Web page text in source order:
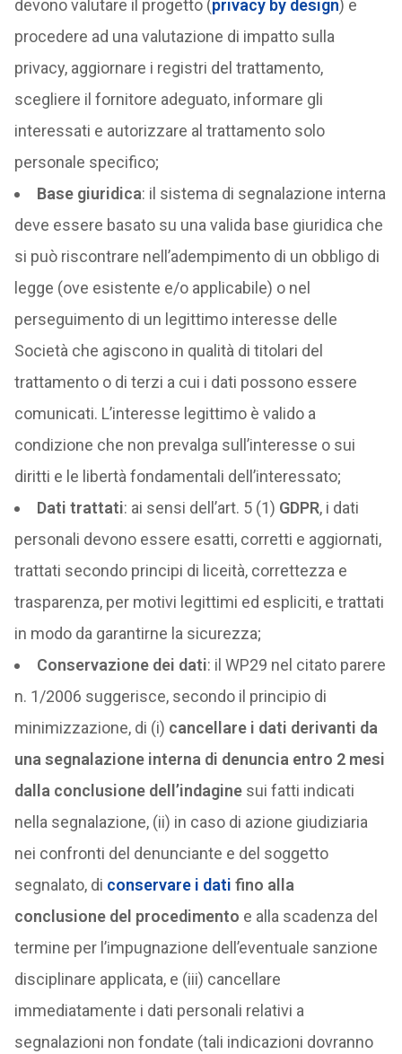
devono valutare il progetto (privacy by design) e
procedere ad una valutazione di impatto sulla
privacy, aggiornare i registri del trattamento,
scegliere il fornitore adeguato, informare gli
interessati e autorizzare al trattamento solo
personale specifico;
Base giuridica: il sistema di segnalazione interna
deve essere basato su una valida base giuridica che
si può riscontrare nell’adempimento di un obbligo di
legge (ove esistente e/o applicabile) o nel
perseguimento di un legittimo interesse delle
Società che agiscono in qualità di titolari del
trattamento o di terzi a cui i dati possono essere
comunicati. L’interesse legittimo è valido a
condizione che non prevalga sull’interesse o sui
diritti e le libertà fondamentali dell’interessato;
Dati trattati: ai sensi dell’art. 5 (1) GDPR, i dati
personali devono essere esatti, corretti e aggiornati,
trattati secondo principi di liceità, correttezza e
trasparenza, per motivi legittimi ed espliciti, e trattati
in modo da garantirne la sicurezza;
Conservazione dei dati: il WP29 nel citato parere
n. 1/2006 suggerisce, secondo il principio di
minimizzazione, di (i) cancellare i dati derivanti da
una segnalazione interna di denuncia entro 2 mesi
dalla conclusione dell’indaginesui fatti indicati
nella segnalazione, (ii) in caso di azione giudiziaria
nei confronti del denunciante e del soggetto
segnalato, di conservare i dati fino alla
conclusione del procedimento e alla scadenza del
termine per l’impugnazione dell’eventuale sanzione
disciplinare applicata, e (iii) cancellare
immediatamente i dati personali relativi a
segnalazioni non fondate (tali indicazioni dovranno